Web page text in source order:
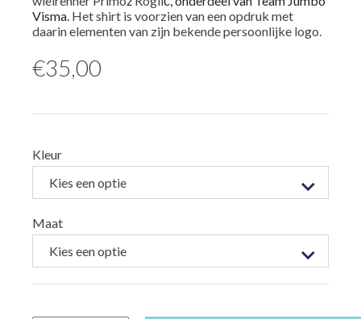
Visma. Het shirt is voorzien van een opdruk met
daarin elementen van zijn bekende persoonlijke logo.
€35,00
Kleur
Maat